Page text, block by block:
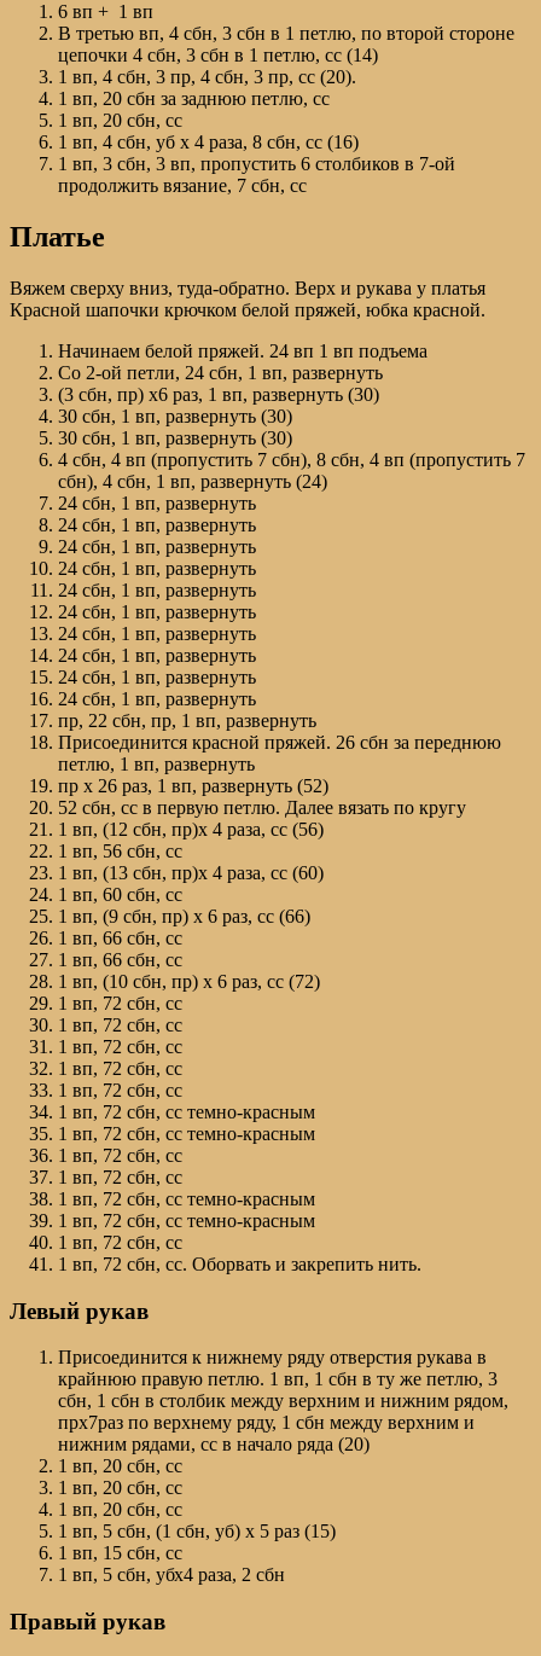
6 вп + 1 вп
В третью вп, 4 сбн, 3 сбн в 1 петлю, по второй стороне
цепочки 4 сбн, 3 сбн в 1 петлю, сс (14)
1 вп, 4 сбн, 3 пр, 4 сбн, 3 пр, сс (20).
1 вп, 20 сбн за заднюю петлю, сс
1 вп, 20 сбн, сс
1 вп, 4 сбн, уб х 4 раза, 8 сбн, сс (16)
1 вп, 3 сбн, 3 вп, пропустить 6 столбиков в 7-ой
продолжить вязание, 7 сбн, сс
Платье
Вяжем сверху вниз, туда-обратно. Верх и рукава у платья
Красной шапочки крючком белой пряжей, юбка красной.
Начинаем белой пряжей. 24 вп 1 вп подъема
Со 2-ой петли, 24 сбн, 1 вп, развернуть
(3 сбн, пр) х6 раз, 1 вп, развернуть (30)
30 сбн, 1 вп, развернуть (30)
30 сбн, 1 вп, развернуть (30)
4 сбн, 4 вп (пропустить 7 сбн), 8 сбн, 4 вп (пропустить 7
сбн), 4 сбн, 1 вп, развернуть (24)
24 сбн, 1 вп, развернуть
24 сбн, 1 вп, развернуть
24 сбн, 1 вп, развернуть
24 сбн, 1 вп, развернуть
24 сбн, 1 вп, развернуть
24 сбн, 1 вп, развернуть
24 сбн, 1 вп, развернуть
24 сбн, 1 вп, развернуть
24 сбн, 1 вп, развернуть
24 сбн, 1 вп, развернуть
пр, 22 сбн, пр, 1 вп, развернуть
Присоединится красной пряжей. 26 сбн за переднюю
петлю, 1 вп, развернуть
пр х 26 раз, 1 вп, развернуть (52)
52 сбн, сс в первую петлю. Далее вязать по кругу
1 вп, (12 сбн, пр)х 4 раза, сс (56)
1 вп, 56 сбн, сс
1 вп, (13 сбн, пр)х 4 раза, сс (60)
1 вп, 60 сбн, сс
1 вп, (9 сбн, пр) х 6 раз, сс (66)
1 вп, 66 сбн, сс
1 вп, 66 сбн, сс
1 вп, (10 сбн, пр) х 6 раз, сс (72)
1 вп, 72 сбн, сс
1 вп, 72 сбн, сс
1 вп, 72 сбн, сс
1 вп, 72 сбн, сс
1 вп, 72 сбн, сс
1 вп, 72 сбн, сс темно-красным
1 вп, 72 сбн, сс темно-красным
1 вп, 72 сбн, сс
1 вп, 72 сбн, сс
1 вп, 72 сбн, сс темно-красным
1 вп, 72 сбн, сс темно-красным
1 вп, 72 сбн, сс
1 вп, 72 сбн, сс. Оборвать и закрепить нить.
Левый рукав
Присоединится к нижнему ряду отверстия рукава в
крайнюю правую петлю. 1 вп, 1 сбн в ту же петлю, 3
сбн, 1 сбн в столбик между верхним и нижним рядом,
прх7раз по верхнему ряду, 1 сбн между верхним и
нижним рядами, сс в начало ряда (20)
1 вп, 20 сбн, сс
1 вп, 20 сбн, сс
1 вп, 20 сбн, сс
1 вп, 5 сбн, (1 сбн, уб) х 5 раз (15)
1 вп, 15 сбн, сс
1 вп, 5 сбн, убх4 раза, 2 сбн
Правый рукав